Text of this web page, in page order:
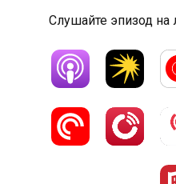
Слушайте эпизод